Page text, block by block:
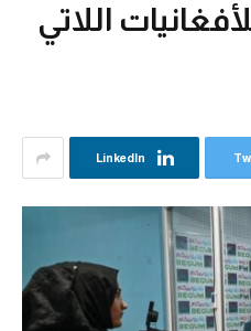
اللاتي
LinkedIn